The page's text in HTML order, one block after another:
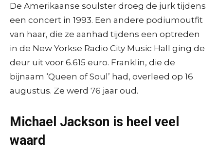
De Amerikaanse soulster droeg de jurk tijdens
een concert in 1993. Een andere podiumoutfit
van haar, die ze aanhad tijdens een optreden
in de New Yorkse Radio City Music Hall ging de
deur uit voor 6.615 euro. Franklin, die de
bijnaam ‘Queen of Soul’ had, overleed op 16
augustus. Ze werd 76 jaar oud.
Michael Jackson is heel veel
waard